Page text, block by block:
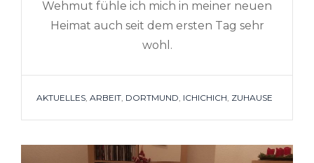
Wehmut fühle ich mich in meiner neuen
Heimat auch seit dem ersten Tag sehr
wohl.
TAGS
AKTUELLES, ARBEIT, DORTMUND, ICHICHICH, ZUHAUSE